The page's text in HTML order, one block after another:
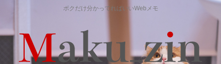
ボクだけ分かってればいいWebメモ